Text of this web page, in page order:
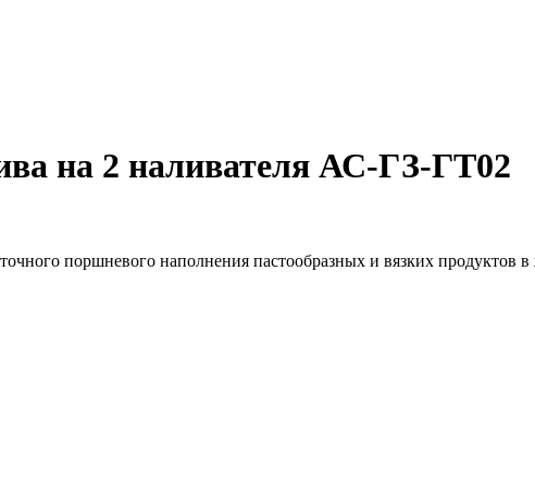
на 2 наливателя АС-ГЗ-ГТ02
поршневого наполнения пастообразных и вязких